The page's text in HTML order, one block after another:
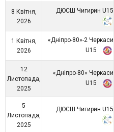
8 Квітня,
2026
ДЮСШ Чигирин U15
1 Квітня,
2026
«Дніпро-80»-2 Черкаси
U15
12
Листопада,
2025
«Дніпро-80» Черкаси
U15
5
Листопада,
2025
ДЮСШ Чигирин U15